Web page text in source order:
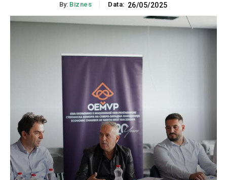
By: Biznes Data: 26/05/2025